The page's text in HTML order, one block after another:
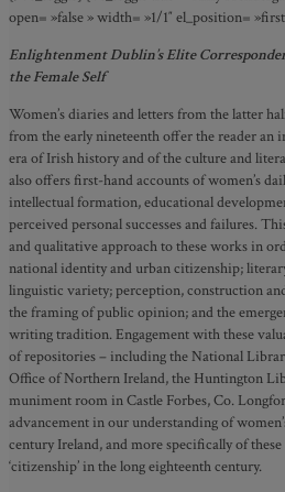
open= »false » width= »1/1″ el_position=
Enlightenment Dublin’s Elite
the Female Self
Women’s diaries and letters from the latter
from the early nineteenth offer the reader
era of Irish history and of the culture and
also offers first-hand accounts of women’s
intellectual formation, educational
perceived personal successes and failures.
and qualitative approach to these works in
national identity and urban citizenship;
linguistic variety; perception, construction
the framing of public opinion; and the
writing tradition. Engagement with these
of repositories – including the National
Office of Northern Ireland, the Huntington
muniment room in Castle Forbes, Co.
advancement in our understanding of
century Ireland, and more specifically of
‘citizenship’ in the long eighteenth century.